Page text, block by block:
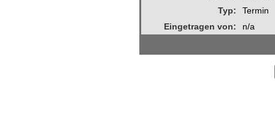
Typ:
Termin
Eingetragen von:
n/a